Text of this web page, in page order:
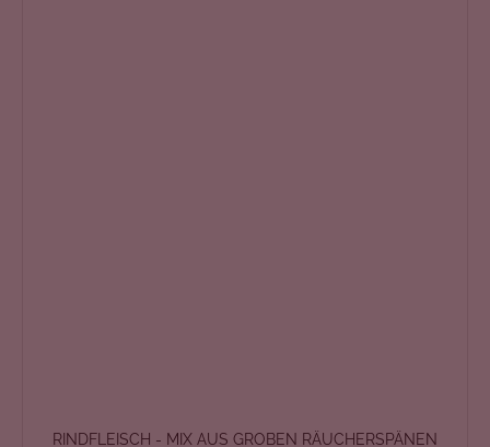
RINDFLEISCH - MIX AUS GROBEN RÄUCHERSPÄNEN